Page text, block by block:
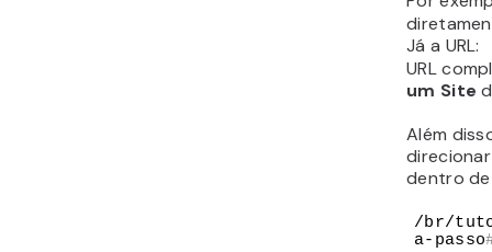
Já a URL:
URL
um Site
Além
dentro de
/br/
a-passo